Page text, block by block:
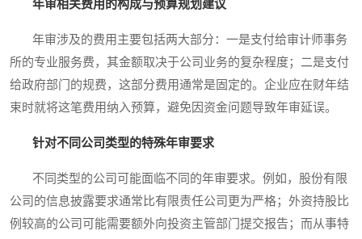
年审相关费用的构成与预算规划建议
年审涉及的费用主要包括两大部分：一是支付给审计师事务
所的专业服务费，其金额取决于公司业务的复杂程度；二是支付
给政府部门的规费，这部分费用通常是固定的。企业应在财年结
束时就将这笔费用纳入预算，避免因资金问题导致年审延误。
针对不同公司类型的特殊年审要求
不同类型的公司可能面临不同的年审要求。例如，股份有限
公司的信息披露要求通常比有限责任公司更为严格；外资持股比
例较高的公司可能需要额外向投资主管部门提交报告；而从事特